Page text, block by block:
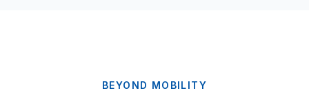
BEYOND MOBILITY